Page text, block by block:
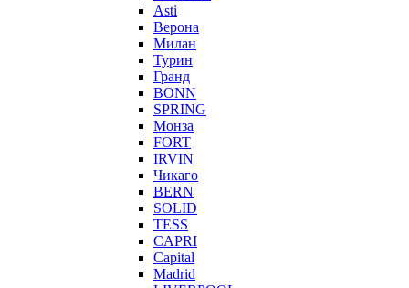
Asti
Верона
Милан
Турин
Гранд
BONN
SPRING
Монза
FORT
IRVIN
Чикаго
BERN
SOLID
TESS
CAPRI
Capital
Madrid